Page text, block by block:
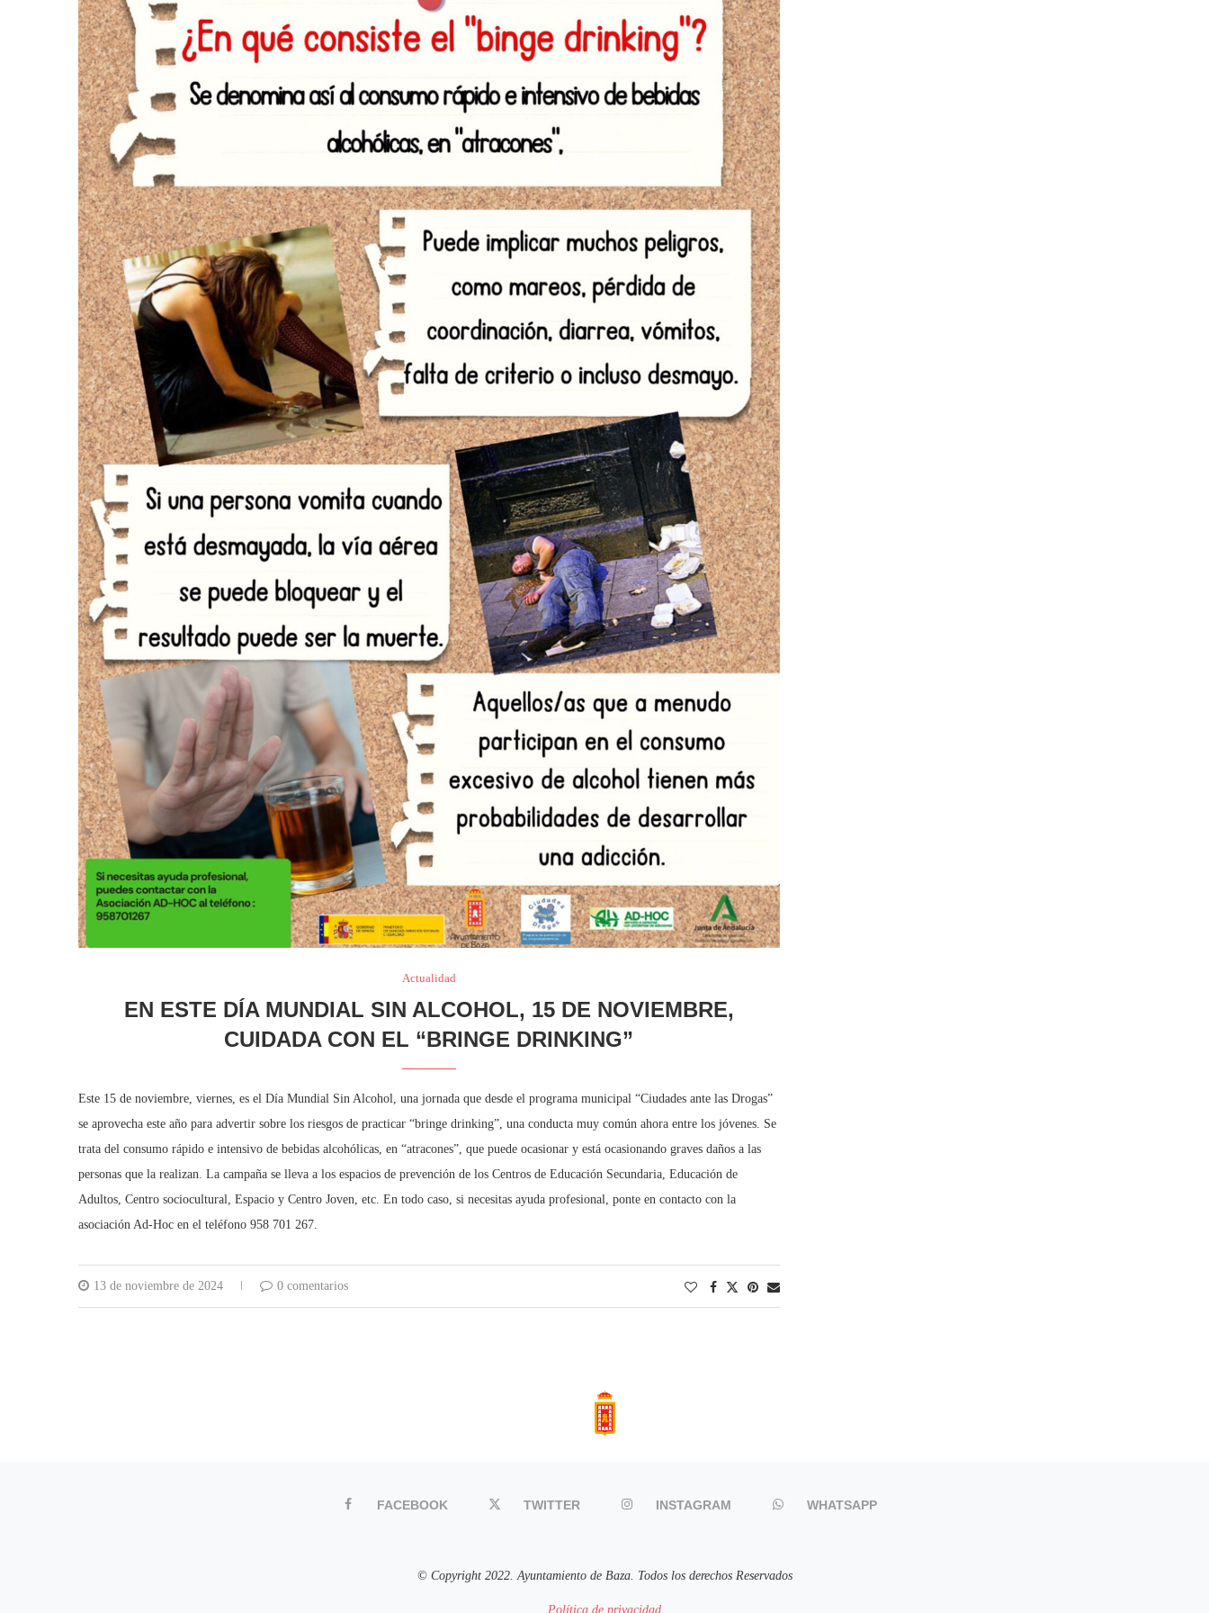
Actualidad
EN ESTE DÍA MUNDIAL SIN ALCOHOL, 15 DE NOVIEMBRE,
CUIDADA CON EL “BRINGE DRINKING”
Este 15 de noviembre, viernes, es el Día Mundial Sin Alcohol, una jornada que desde el programa municipal “Ciudades ante las Drogas”
se aprovecha este año para advertir sobre los riesgos de practicar “bringe drinking”, una conducta muy común ahora entre los jóvenes. Se
trata del consumo rápido e intensivo de bebidas alcohólicas, en “atracones”, que puede ocasionar y está ocasionando graves daños a las
personas que la realizan. La campaña se lleva a los espacios de prevención de los Centros de Educación Secundaria, Educación de
Adultos, Centro sociocultural, Espacio y Centro Joven, etc. En todo caso, si necesitas ayuda profesional, ponte en contacto con la
asociación Ad-Hoc en el teléfono 958 701 267.
13 de noviembre de 2024 0 comentarios
FACEBOOK TWITTER INSTAGRAM WHATSAPP
© Copyright 2022. Ayuntamiento de Baza. Todos los derechos Reservados
Política de privacidad